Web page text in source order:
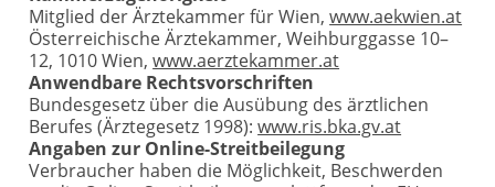
Mitglied der Ärztekammer für Wien,www.aekwien.at
Österreichische Ärztekammer, Weihburggasse 10–
12, 1010 Wien,www.aerztekammer.at
Anwendbare Rechtsvorschriften
Bundesgesetz über die Ausübung des ärztlichen
Berufes (Ärztegesetz 1998):www.ris.bka.gv.at
Angaben zur Online-Streitbeilegung
Verbraucher haben die Möglichkeit, Beschwerden